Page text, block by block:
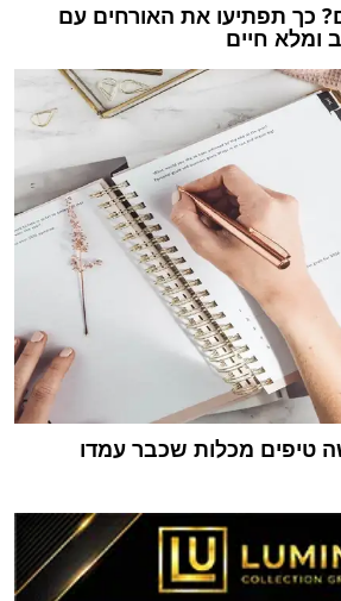
כך תפתיעו את האורחים עם
ומלא חיים
טיפים מכלות שכבר עמדו